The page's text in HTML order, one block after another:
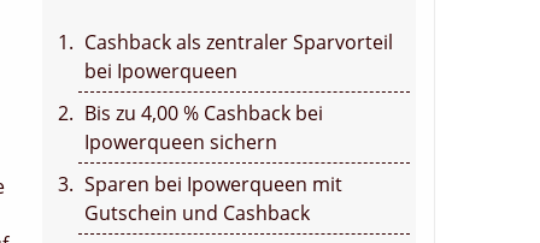
Cashback als zentraler Sparvorteil
bei Ipowerqueen
Bis zu 4,00 % Cashback bei
Ipowerqueen sichern
Sparen bei Ipowerqueen mit
Gutschein und Cashback